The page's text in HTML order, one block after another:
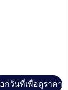
อกวันที่เพื่อดูราคา